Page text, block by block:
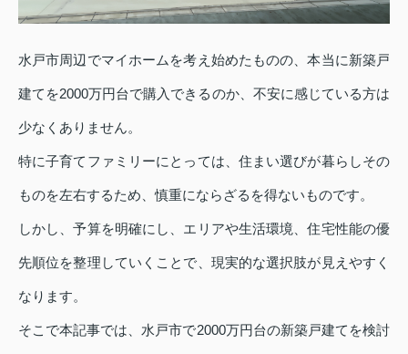
水戸市周辺でマイホームを考え始めたものの、本当に新築戸
建てを2000万円台で購入できるのか、不安に感じている方は
少なくありません。
特に子育てファミリーにとっては、住まい選びが暮らしその
ものを左右するため、慎重にならざるを得ないものです。
しかし、予算を明確にし、エリアや生活環境、住宅性能の優
先順位を整理していくことで、現実的な選択肢が見えやすく
なります。
そこで本記事では、水戸市で2000万円台の新築戸建てを検討